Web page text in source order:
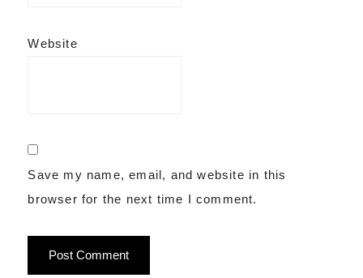
Website
Save my name, email, and website in this
browser for the next time I comment.